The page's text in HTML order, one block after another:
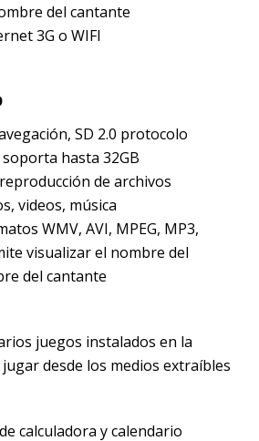
del cantante
3G o WIFI
SD 2.0 protocolo
hasta 32GB
de archivos
videos, música
WMV, AVI, MPEG, MP3,
visualizar el nombre del
del cantante
juegos instalados en la
desde los medios extraíbles
calculadora y calendario